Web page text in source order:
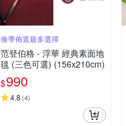
換季佈置最多選擇
范登伯格 - 浮華 經典素面地
毯 (三色可選) (156x210cm)
$990
4.8 (4)